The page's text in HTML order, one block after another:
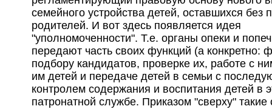
семейного устройства детей, оставшихся без
родителей. И вот здесь появляется идея
"уполномоченности". Т.е. органы опеки и
передают часть своих функций (а конкретно:
подбору кандидатов, проверке их, работе с
им детей и передаче детей в семьи с
контролем содержания и воспитания детей в
патронатной службе. Приказом "сверху"